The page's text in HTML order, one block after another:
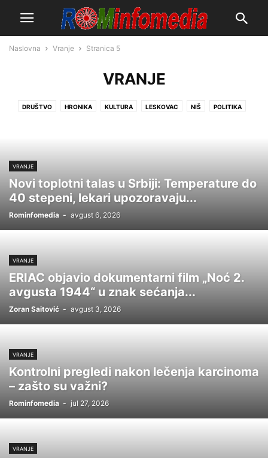
Naslovna Vranje Stranica 5
VRANJE
DRUŠTVO HRONIKA KULTURA LESKOVAC NIŠ POLITIKA
VRANJE
Novi toplotni talas u Srbiji: Temperature do
40 stepeni, lekari upozoravaju...
Rominfomedia - avgust 6, 2026
VRANJE
ERIAC objavio dokumentarni film „Noć 2.
avgusta 1944“ u znak sećanja...
Zoran Saitović - avgust 3, 2026
VRANJE
Kontrolni pregledi nakon lečenja karcinoma
– zašto su važni?
Rominfomedia - jul 27, 2026
VRANJE